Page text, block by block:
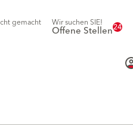
gemacht Wir suchen SIE!
Offene Stellen24